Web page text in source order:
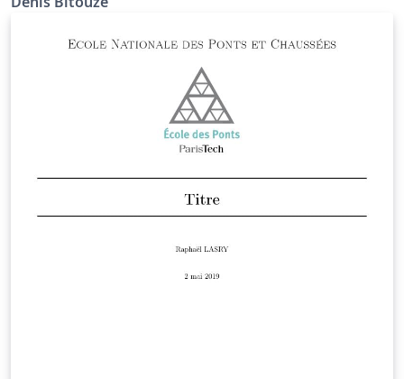
Education and Research and this, transparently to the
advantage of powerful tools available in LaTeX,
glossaries for the glossary, list of acronyms and
symbols list. The yathesis class, based on the book
extent, (easily) customizable.